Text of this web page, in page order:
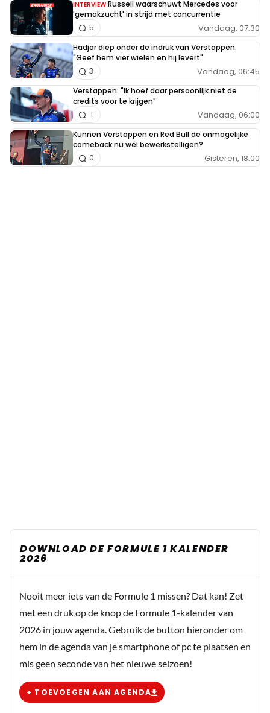
INTERVIEW Russell waarschuwt Mercedes voor
'gemakzucht' in strijd met concurrentie
Vandaag, 07:30
5
Hadjar diep onder de indruk van Verstappen:
"Geef hem vier wielen en hij levert"
Vandaag, 06:45
3
Verstappen: "Ik hoef daar persoonlijk niet de
credits voor te krijgen"
Vandaag, 06:00
1
Kunnen Verstappen en Red Bull de onmogelijke
comeback nu wél bewerkstelligen?
Gisteren, 18:00
0
DOWNLOAD DE FORMULE 1 KALENDER
2026
Nooit meer iets van de Formule 1 missen? Dat kan! Zet
met een druk op de knop de Formule 1-kalender van
2026 in jouw agenda. Gebruik de button hieronder om
hem in de agenda van je smartphone of pc te plaatsen en
mis geen seconde van het nieuwe seizoen!
+ TOEVOEGEN AAN AGENDA